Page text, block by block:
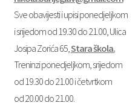
Sve obavijesti i upisi ponedjeljkom
i srijedom od 19.30 do 21.00, Ulica
Josipa Zorića 65, Stara škola.
Treninzi ponedjeljkom, srijedom
od 19.30 do 21.00 i četvrtkom
od 20.00 do 21.00.